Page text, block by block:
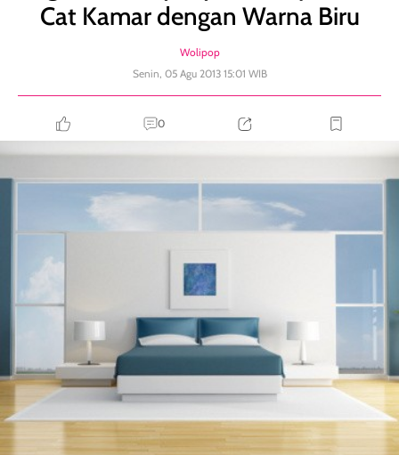
Cat Kamar dengan Warna Biru
Wolipop
Senin, 05 Agu 2013 15:01 WIB
0